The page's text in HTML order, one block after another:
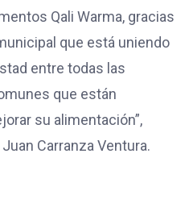
Qali Warma, gracias
que está uniendo
entre todas las
que están
su alimentación”,
Carranza Ventura.